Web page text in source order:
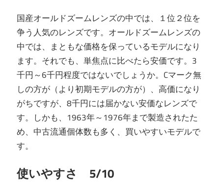
国産オールドズームレンズの中では、１位２位を
争う人気のレンズです。オールドズームレンズの
中では、まともな価格を保っているモデルになり
ます。それでも、単焦点に比べたら安価です。3
千円～6千円程度ではないでしょうか。Cマーク無
しの方が（より初期モデルの方が）、高価になり
がちですが、8千円には届かない安価なレンズで
す。しかも、1963年～1976年まで製造されたた
め、中古流通個体数も多く、買いやすいモデルで
す。
使いやすさ 5/10